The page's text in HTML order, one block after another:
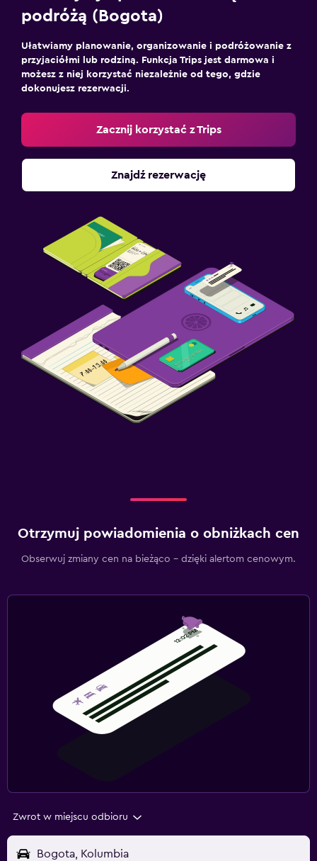
podróżą (Bogota)
Ułatwiamy planowanie, organizowanie i podróżowanie z
przyjaciółmi lub rodziną. Funkcja Trips jest darmowa i
możesz z niej korzystać niezależnie od tego, gdzie
dokonujesz rezerwacji.
Zacznij korzystać z Trips
Znajdź rezerwację
Otrzymuj powiadomienia o obniżkach cen
Obserwuj zmiany cen na bieżąco – dzięki alertom cenowym.
Zwrot w miejscu odbioru
Bogota, Kolumbia